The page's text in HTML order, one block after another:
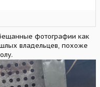
фотографии как
владельцев, похоже